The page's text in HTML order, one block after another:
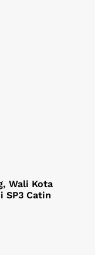
Wali Kota
SP3 Catin